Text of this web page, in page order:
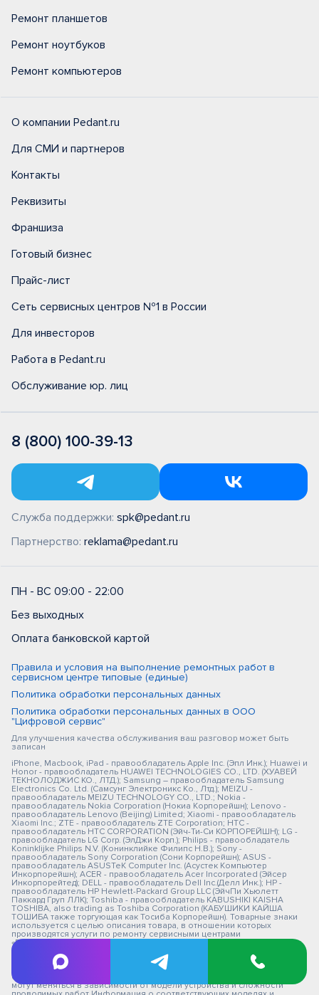
Ремонт планшетов
Ремонт ноутбуков
Ремонт компьютеров
О компании Pedant.ru
Для СМИ и партнеров
Контакты
Реквизиты
Франшиза
Готовый бизнес
Прайс-лист
Сеть сервисных центров №1 в России
Для инвесторов
Работа в Pedant.ru
Обслуживание юр. лиц
8 (800) 100-39-13
Служба поддержки: spk@pedant.ru
Партнерство: reklama@pedant.ru
ПН - ВС 09:00 - 22:00
Без выходных
Оплата банковской картой
Правила и условия на выполнение ремонтных работ в
сервисном центре типовые (единые)
Политика обработки персональных данных
Политика обработки персональных данных в ООО
"Цифровой сервис"
Для улучшения качества обслуживания ваш разговор может быть
записан
iPhone, Macbook, iPad - правообладатель Apple Inc. (Эпл Инк.); Huawei и
Honor - правообладатель HUAWEI TECHNOLOGIES CO., LTD. (ХУАВЕЙ
ТЕКНОЛОДЖИС КО., ЛТД.); Samsung – правообладатель Samsung
Electronics Co. Ltd. (Самсунг Электроникс Ко., Лтд.); MEIZU -
правообладатель MEIZU TECHNOLOGY CO., LTD.; Nokia -
правообладатель Nokia Corporation (Нокиа Корпорейшн); Lenovo -
правообладатель Lenovo (Beijing) Limited; Xiaomi - правообладатель
Xiaomi Inc.; ZTE - правообладатель ZTE Corporation; HTC -
правообладатель HTC CORPORATION (Эйч-Ти-Си КОРПОРЕЙШН); LG -
правообладатель LG Corp. (ЭлДжи Корп.); Philips - правообладатель
Koninklijke Philips N.V. (Конинклийке Филипс Н.В.); Sony -
правообладатель Sony Corporation (Сони Корпорейшн); ASUS -
правообладатель ASUSTeK Computer Inc. (Асустек Компьютер
Инкорпорейшн); ACER - правообладатель Acer Incorporated (Эйсер
Инкорпорейтед); DELL - правообладатель Dell Inc.(Делл Инк.); HP -
правообладатель HP Hewlett-Packard Group LLC (ЭйчПи Хьюлетт
Паккард Груп ЛЛК); Toshiba - правообладатель KABUSHIKI KAISHA
TOSHIBA, also trading as Toshiba Corporation (КАБУШИКИ КАЙША
ТОШИБА также торгующая как Тосиба Корпорейшн). Товарные знаки
используется с целью описания товара, в отношении которых
производятся услуги по ремонту сервисными центрами
«PEDANT».Услуги оказываются в неавторизованных сервисных
центрах «PEDANT», не связанными с компаниями Правообладателями
товарных знаков и/или с ее официальными представителями в
отношении товаров, которые уже были введены в гражданский
оборот в смысле статьи 1487 ГК РФ ** - время ремонта, срок гарантии
могут меняться в зависимости от модели устройства и сложности